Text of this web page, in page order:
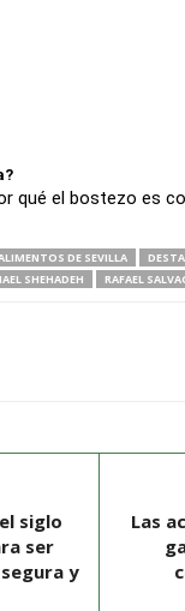
qué el bostezo es
DE SEVILLA
SHEHADEH RAFAEL
siglo
ser
y
Las